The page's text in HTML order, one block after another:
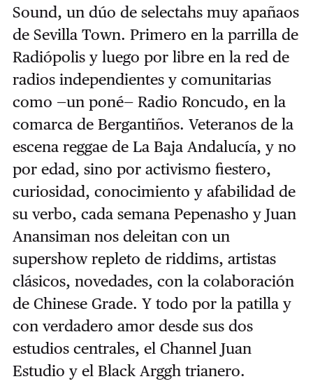
Sound, un dúo de selectahs muy apañaos
de Sevilla Town. Primero en la parrilla de
Radiópolis y luego por libre en la red de
radios independientes y comunitarias
como —un poné— Radio Roncudo, en la
comarca de Bergantiños. Veteranos de la
escena reggae de La Baja Andalucía, y no
por edad, sino por activismo fiestero,
curiosidad, conocimiento y afabilidad de
su verbo, cada semana Pepenasho y Juan
Anansiman nos deleitan con un
supershow repleto de riddims, artistas
clásicos, novedades, con la colaboración
de Chinese Grade. Y todo por la patilla y
con verdadero amor desde sus dos
estudios centrales, el Channel Juan
Estudio y el Black Arggh trianero.